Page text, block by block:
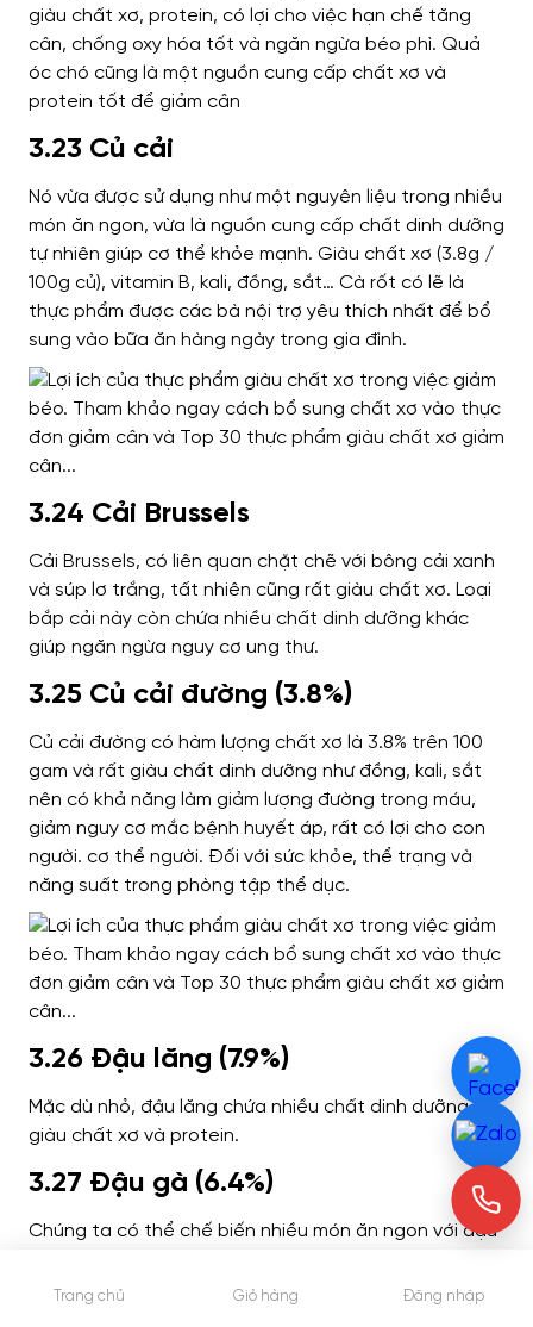
giàu chất xơ, protein, có lợi cho việc hạn chế tăng
cân, chống oxy hóa tốt và ngăn ngừa béo phì. Quả
óc chó cũng là một nguồn cung cấp chất xơ và
protein tốt để giảm cân
3.23 Củ cải
Nó vừa được sử dụng như một nguyên liệu trong nhiều
món ăn ngon, vừa là nguồn cung cấp chất dinh dưỡng
tự nhiên giúp cơ thể khỏe mạnh. Giàu chất xơ (3.8g /
100g củ), vitamin B, kali, đồng, sắt… Cà rốt có lẽ là
thực phẩm được các bà nội trợ yêu thích nhất để bổ
sung vào bữa ăn hàng ngày trong gia đình.
3.24 Cải Brussels
Cải Brussels, có liên quan chặt chẽ với bông cải xanh
và súp lơ trắng, tất nhiên cũng rất giàu chất xơ. Loại
bắp cải này còn chứa nhiều chất dinh dưỡng khác
giúp ngăn ngừa nguy cơ ung thư.
3.25 Củ cải đường (3.8%)
Củ cải đường có hàm lượng chất xơ là 3.8% trên 100
gam và rất giàu chất dinh dưỡng như đồng, kali, sắt
nên có khả năng làm giảm lượng đường trong máu,
giảm nguy cơ mắc bệnh huyết áp, rất có lợi cho con
người. cơ thể người. Đối với sức khỏe, thể trạng và
năng suất trong phòng tập thể dục.
3.26 Đậu lăng (7.9%)
Mặc dù nhỏ, đậu lăng chứa nhiều chất dinh dưỡng và
giàu chất xơ và protein.
3.27 Đậu gà (6.4%)
Chúng ta có thể chế biến nhiều món ăn ngon với đậu
dưỡng cần thiết cho cơ thể.
Trang chủ Giỏ hàng Đăng nhập